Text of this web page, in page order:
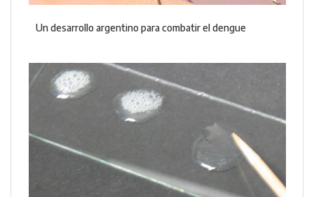
Un desarrollo argentino para combatir el dengue